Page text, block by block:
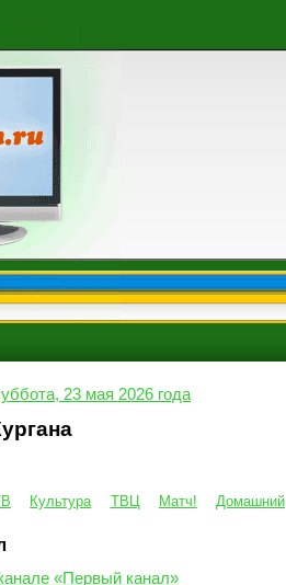
23 мая 2026 года
Культура ТВЦ Матч! Домашний
«Первый канал»